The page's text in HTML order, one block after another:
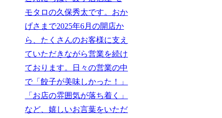
モタロの久保秀太です。おか
げさまで2025年6月の開店か
ら、たくさんのお客様に支え
ていただきながら営業を続け
ております。日々の営業の中
で「餃子が美味しかった！」
「お店の雰囲気が落ち着く」
など、嬉しいお言葉をいただ